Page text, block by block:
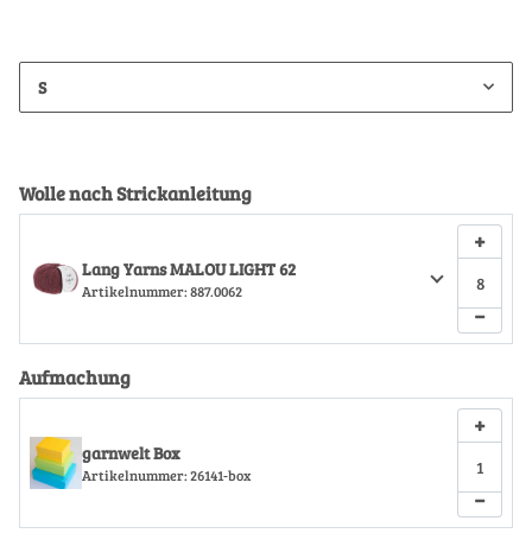
S
Wolle nach Strickanleitung
Lang Yarns MALOU LIGHT 62
Artikelnummer: 887.0062
−
+
Aufmachung
garnwelt Box
Artikelnummer: 26141-box
−
+